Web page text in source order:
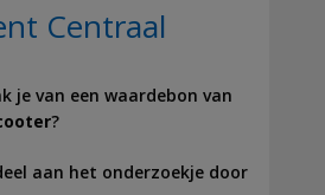
Centraal
je van een waardebon van
?
aan het onderzoekje door